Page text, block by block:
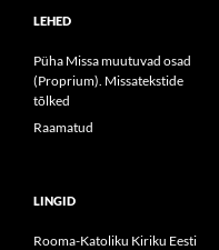
LEHED
Püha Missa muutuvad osad
(Proprium). Missatekstide
tõlked
Raamatud
LINGID
Rooma-Katoliku Kiriku Eesti